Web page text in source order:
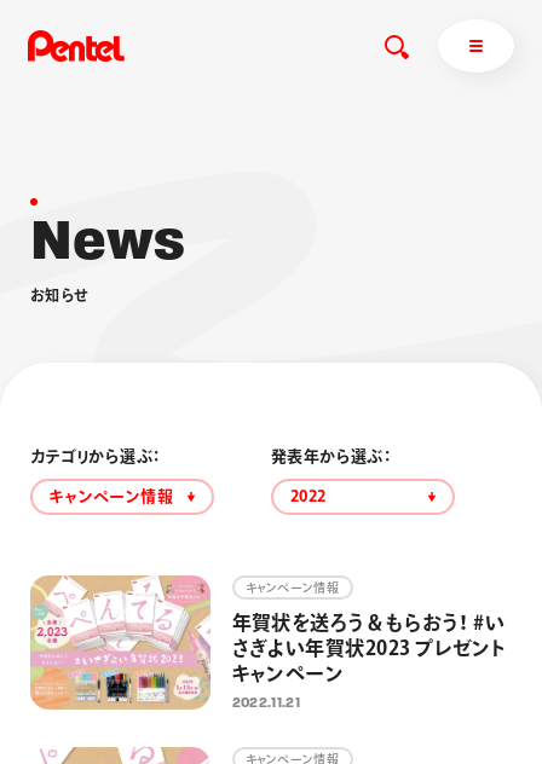
商品を探す
ブラッシュ（筆）
その他
採用情報
運営会社
News
お知 らせ
カテゴリから選ぶ：
キャンペーン情報
発表年から選ぶ：
2022
キャンペーン情報
年賀状を送ろう＆もらおう！ #い
さぎよい年賀状2023 プレゼント
キャンペーン
2022.11.21
キャンペーン情報